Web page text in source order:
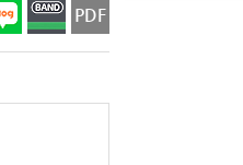
PDF